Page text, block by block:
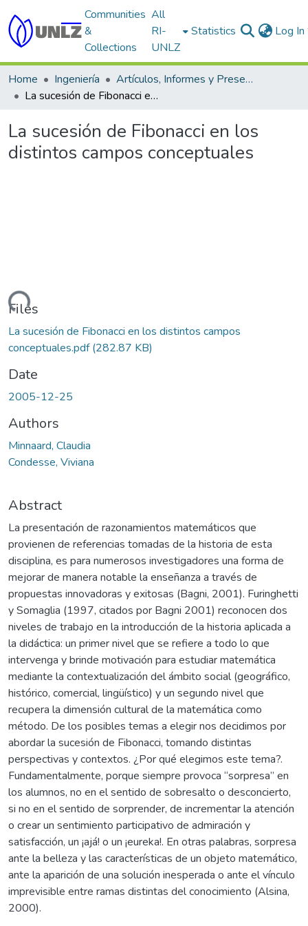
Communities
&
Collections
All
RI-
UNLZ
Statistics Log In
Home Ingeniería
Artículos, Informes y Presentaciones en Congresos
La sucesión de Fibonacci en los distintos campos conceptuales
La sucesión de Fibonacci en los
distintos campos conceptuales
Files
La sucesión de Fibonacci en los distintos campos
conceptuales.pdf(282.87 KB)
Date
2005-12-25
Authors
Minnaard, Claudia
Condesse, Viviana
Abstract
La presentación de razonamientos matemáticos que
provienen de referencias tomadas de la historia de esta
disciplina, es para numerosos investigadores una forma de
mejorar de manera notable la enseñanza a través de
propuestas innovadoras y exitosas (Bagni, 2001). Furinghetti
y Somaglia (1997, citados por Bagni 2001) reconocen dos
niveles de trabajo en la introducción de la historia aplicada a
la didáctica: un primer nivel que se refiere a todo lo que
intervenga y brinde motivación para estudiar matemática
mediante la contextualización del ámbito social (geográfico,
histórico, comercial, lingüístico) y un segundo nivel que
recupera la dimensión cultural de la matemática como
método. De los posibles temas a elegir nos decidimos por
abordar la sucesión de Fibonacci, tomando distintas
perspectivas y contextos. ¿Por qué elegimos este tema?.
Fundamentalmente, porque siempre provoca “sorpresa” en
los alumnos, no en el sentido de sobresalto o desconcierto,
si no en el sentido de sorprender, de incrementar la atención
o crear un sentimiento participativo de admiración y
satisfacción, un ¡ajá! o un ¡eureka!. En otras palabras, sorpresa
ante la belleza y las características de un objeto matemático,
ante la aparición de una solución inesperada o ante el vínculo
imprevisible entre ramas distintas del conocimiento (Alsina,
2000).